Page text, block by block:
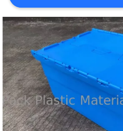
DEMANDEZ
UN
DEVIS
PLAN
DU
SITE